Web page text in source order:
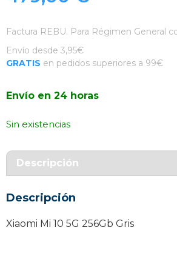
Factura REBU. Para Régimen General
Envío desde 3,95€
GRATIS en pedidos superiores a 99€
Envío en 24 horas
Sin existencias
Descripción
Descripción
Xiaomi Mi 10 5G 256Gb Gris